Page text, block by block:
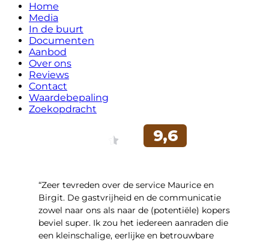
Home
Media
In de buurt
Documenten
Aanbod
Over ons
Reviews
Contact
Waardebepaling
Zoekopdracht
“Zeer tevreden over de service Maurice en
Birgit. De gastvrijheid en de communicatie
zowel naar ons als naar de (potentiële) kopers
beviel super. Ik zou het iedereen aanraden die
een kleinschalige, eerlijke en betrouwbare